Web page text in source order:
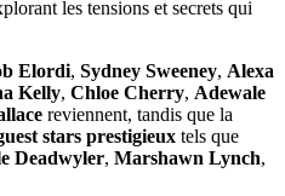
les tensions et secrets qui
Elordi, Sydney Sweeney, Alexa
Kelly, Chloe Cherry, Adewale
reviennent, tandis que la
stars prestigieux tels que
Deadwyler, Marshawn Lynch,